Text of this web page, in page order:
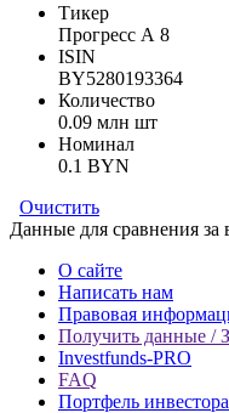
Тикер
Прогресс А 8
ISIN
BY5280193364
Количество
0.09 млн шт
Номинал
0.1 BYN
Очистить
Данные для сравнения
О сайте
Написать нам
Правовая
Получить данные /
Investfunds-PRO
FAQ
Портфель инвестора